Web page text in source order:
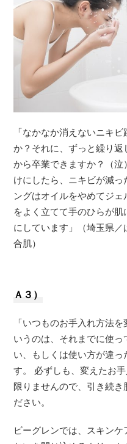
「なかなか消えないニキ
か？それに、ずっと繰り
から卒業できますか？（
けにしたら、ニキビが減
ングはオイルをやめてジ
をよく立てて手のひらが
にしています」（埼玉県
合肌）
Ａ３）
「いつものお手入れ方法
いうのは、それまでに使
い、もしくは使い方が違
す。 必ずしも、変えたお
限りませんので、引き続き
ださい。
ビーグレンでは、スキン